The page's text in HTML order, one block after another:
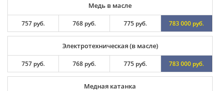
Медь в масле
757 руб. 768 руб. 775 руб. 783 000 руб.
Электротехническая (в масле)
757 руб. 768 руб. 775 руб. 783 000 руб.
Медная катанка